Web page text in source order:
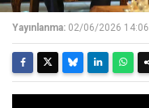
Yayınlanma: 02/06/2026 14:06